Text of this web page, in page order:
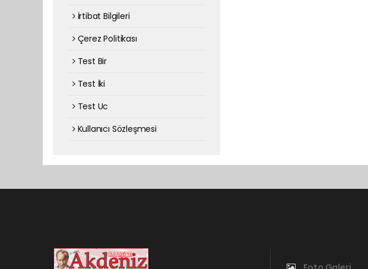
İrtibat Bilgileri
Çerez Politikası
Test Bir
Test İki
Test Uc
Kullanıcı Sözleşmesi